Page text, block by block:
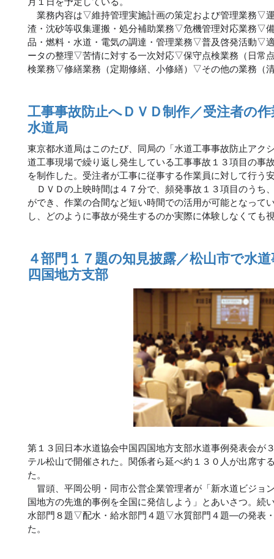
業務内容は▽維持管理実施計画の策定および管理業務▽
渣・沈砂等収集運搬・処分補助業務▽危機管理対応業務▽
品・燃料・水道・電気の調達・管理業務▽普及啓発活動▽
ータの整理▽苦情に対する一次対応▽保守点検業務（日常
検業務▽修繕業務（定期修繕、小修繕）▽その他の業務（
工事事故防止へＤＶＤ制作／受注者の
水道局
東京都水道局はこのたび、同局の「水道工事事故防止アク
道工事現場で繰り返し発生している工事事故１３項目の事
を制作した。受注者が工事に従事する作業員に対して行う
ＤＶＤの上映時間は４７分で、頻発事故１３項目のうち
ができ、作業の合間など短い時間での活用が可能となって
し、どのように事故が発生するのか実際に体験しなくても
４部門１７題の知見披露／松山市で水
四国地方支部
第１３回日本水道協会中国四国地方支部水道事例発表会が
テル松山で開催された。関係者ら延べ約１３０人が出席す
た。
冒頭、平岡公明・同市公営企業管理者が「新水道ビジョ
国地方の先進的事例を全国に発信しよう」とあいさつ。
水部門８題▽配水・給水部門４題▽水質部門４題―の発表
た。